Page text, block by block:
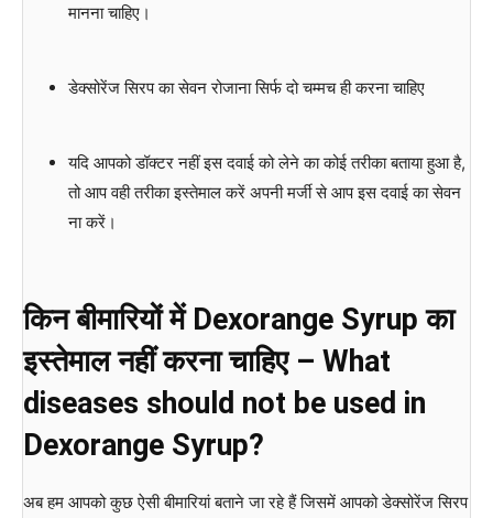
मानना चाहिए।
डेक्सोरेंज सिरप का सेवन रोजाना सिर्फ दो चम्मच ही करना चाहिए
यदि आपको डॉक्टर नहीं इस दवाई को लेने का कोई तरीका बताया हुआ है,
तो आप वही तरीका इस्तेमाल करें अपनी मर्जी से आप इस दवाई का सेवन
ना करें।
किन बीमारियों में Dexorange Syrup का
इस्तेमाल नहीं करना चाहिए – What
diseases should not be used in
Dexorange Syrup?
अब हम आपको कुछ ऐसी बीमारियां बताने जा रहे हैं जिसमें आपको डेक्सोरेंज सिरप